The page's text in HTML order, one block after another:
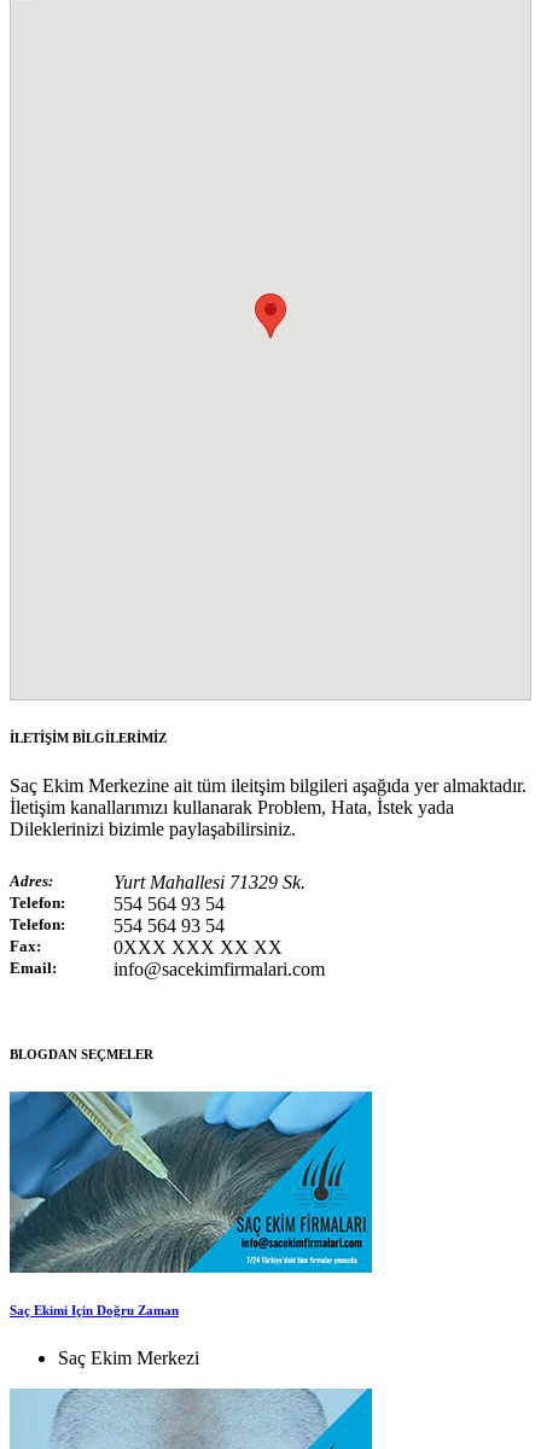
İLETİŞİM BİLGİLERİMİZ
Saç Ekim Merkezine ait tüm ileitşim bilgileri aşağıda yer almaktadır.
İletişim kanallarımızı kullanarak Problem, Hata, İstek yada
Dileklerinizi bizimle paylaşabilirsiniz.
Adres: Yurt Mahallesi 71329 Sk.
Telefon: 554 564 93 54
Telefon: 554 564 93 54
Fax: 0XXX XXX XX XX
Email: info@sacekimfirmalari.com
BLOGDAN SEÇMELER
Saç Ekimi Için Doğru Zaman
Saç Ekim Merkezi